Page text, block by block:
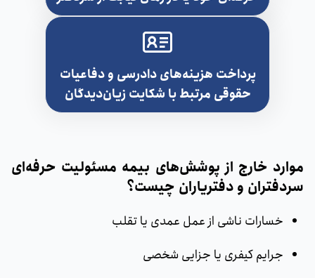
پرداخت هزینه‌های دادرسی و دفاعیات
حقوقی مرتبط با شکایت زیان‌دیدگان
موارد خارج از پوشش‌های بیمه مسئولیت حرفه‌ای
سردفتران و دفتریاران چیست؟
خسارات ناشی از عمل عمدی یا تقلب
جرایم کیفری یا جزایی شخصی